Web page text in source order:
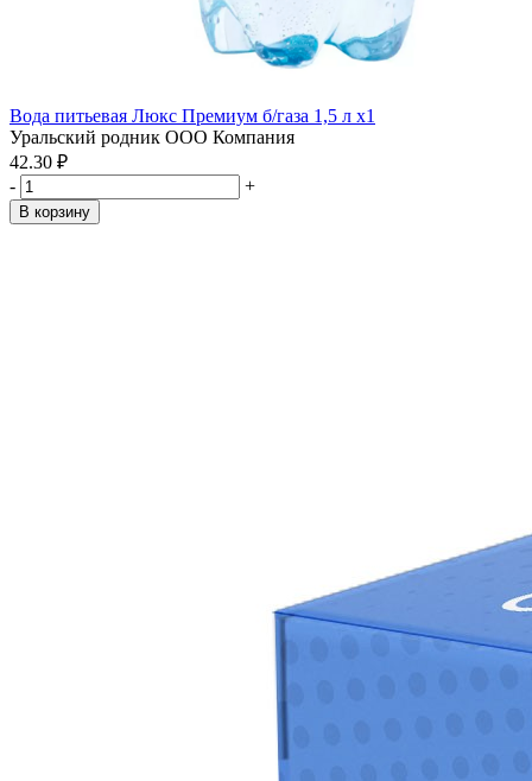
Вода питьевая Люкс Премиум б/газа 1,5 л x1
Уральский родник ООО Компания
42.30 ₽
-
+
В корзину